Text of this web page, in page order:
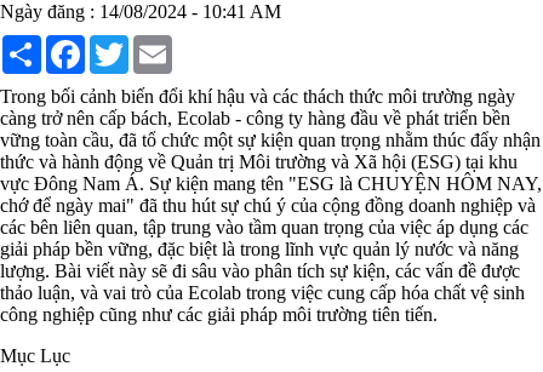
Chất phụ gia rau củ quả
Chất phụ gia thạch rau câu
Chất phụ gia đậu hũ
HÓA CHẤT TẨY RỬA
Tẩy rửa công nghiệp
Tẩy rửa sinh hoạt
Tẩy rửa ô tô xe máy
Tẩy cáu cặn đường ống
Tẩy rửa khác
HÓA CHẤT THỦY SẢN
Hóa chất xử lý nước
Men đường ruột
Men vi sinh EM gốc
Bổ sung khoáng chất
Bổ gan và giải độc gan
Ngày đăng : 14/08/2024 - 10:41 AM
Share Facebook
Twitter
Trong bối cảnh biến đổi khí hậu và các thách thức môi trường ngày
càng trở nên cấp bách, Ecolab - công ty hàng đầu về phát triển bền
vững toàn cầu, đã tổ chức một sự kiện quan trọng nhằm thúc đẩy nhận
thức và hành động về Quản trị Môi trường và Xã hội (ESG) tại khu
vực Đông Nam Á. Sự kiện mang tên "ESG là CHUYỆN HÔM NAY,
chớ để ngày mai" đã thu hút sự chú ý của cộng đồng doanh nghiệp và
các bên liên quan, tập trung vào tầm quan trọng của việc áp dụng các
giải pháp bền vững, đặc biệt là trong lĩnh vực quản lý nước và năng
lượng. Bài viết này sẽ đi sâu vào phân tích sự kiện, các vấn đề được
thảo luận, và vai trò của Ecolab trong việc cung cấp hóa chất vệ sinh
công nghiệp cũng như các giải pháp môi trường tiên tiến.
Mục Lục